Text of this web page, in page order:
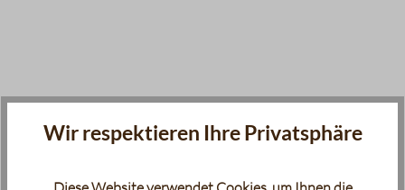
Wir respektieren Ihre Privatsphäre